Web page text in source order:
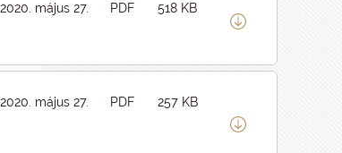
2020. május 27. PDF 518 KB
2020. május 27. PDF 257 KB